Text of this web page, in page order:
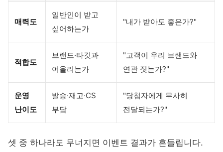
매력도
일반인이 받고
싶어하는가
"내가 받아도 좋은가?"
적합도
브랜드·타깃과
어울리는가
"고객이 우리 브랜드와
연관 짓는가?"
운영
난이도
발송·재고·CS
부담
"당첨자에게 무사히
전달되는가?"
셋 중 하나라도 무너지면 이벤트 결과가 흔들립니다.